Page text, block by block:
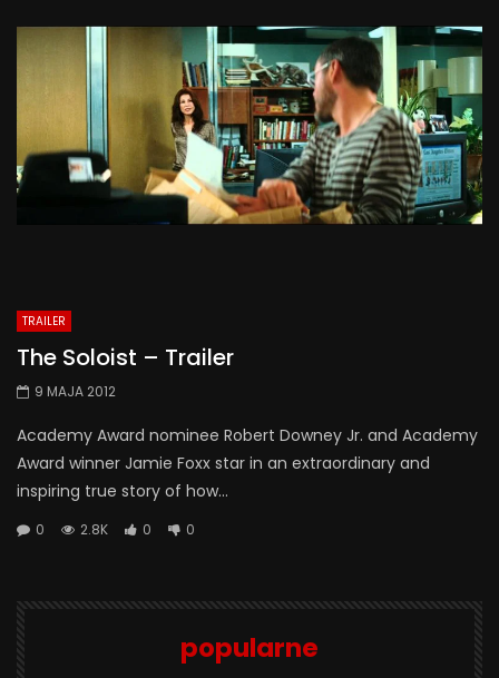
TRAILER
The Soloist – Trailer
9 MAJA 2012
Academy Award nominee Robert Downey Jr. and Academy
Award winner Jamie Foxx star in an extraordinary and
inspiring true story of how...
0 2.8K 0 0
popularne